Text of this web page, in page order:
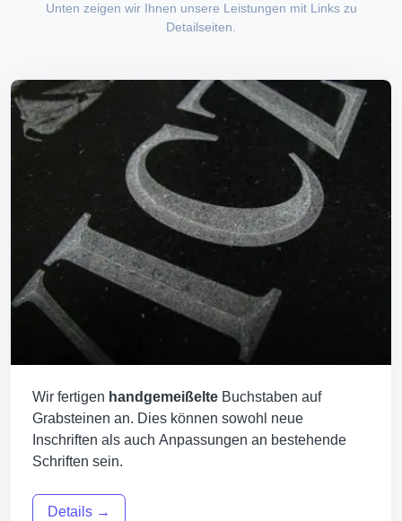
Unten zeigen wir Ihnen unsere Leistungen mit Links zu
Detailseiten.
Wir fertigen handgemeißelte Buchstaben auf
Grabsteinen an. Dies können sowohl neue
Inschriften als auch Anpassungen an bestehende
Schriften sein.
Details →